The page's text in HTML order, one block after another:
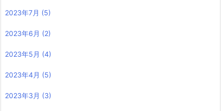
2023年7月 (5)
2023年6月 (2)
2023年5月 (4)
2023年4月 (5)
2023年3月 (3)